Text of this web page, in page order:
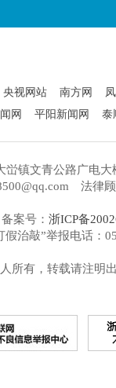
央视网站 南方网
网 平阳新闻网 泰
镇文青公路广电大
法律
备案号： 浙ICP备
治敲”举报电话：
所有，转载请注明